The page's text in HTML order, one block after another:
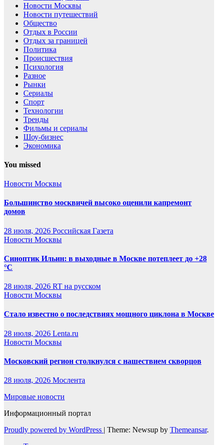
Новости Москвы
Новости путешествий
Общество
Отдых в России
Отдых за границей
Политика
Происшествия
Психология
Разное
Рынки
Сериалы
Спорт
Технологии
Тренды
Фильмы и сериалы
Шоу-бизнес
Экономика
You missed
Новости Москвы
Большинство москвичей высоко оценили капремонт
домов
28 июля, 2026 Российская Газета
Новости Москвы
Синоптик Ильин: в выходные в Москве потеплеет до +28
°C
28 июля, 2026 RT на русском
Новости Москвы
Стало известно о последствиях мощного циклона в Москве
28 июля, 2026 Lenta.ru
Новости Москвы
Московский регион столкнулся с нашествием скворцов
28 июля, 2026 Мослента
Мировые новости
Информационный портал
Proudly powered by WordPress | Theme: Newsup by Themeansar.